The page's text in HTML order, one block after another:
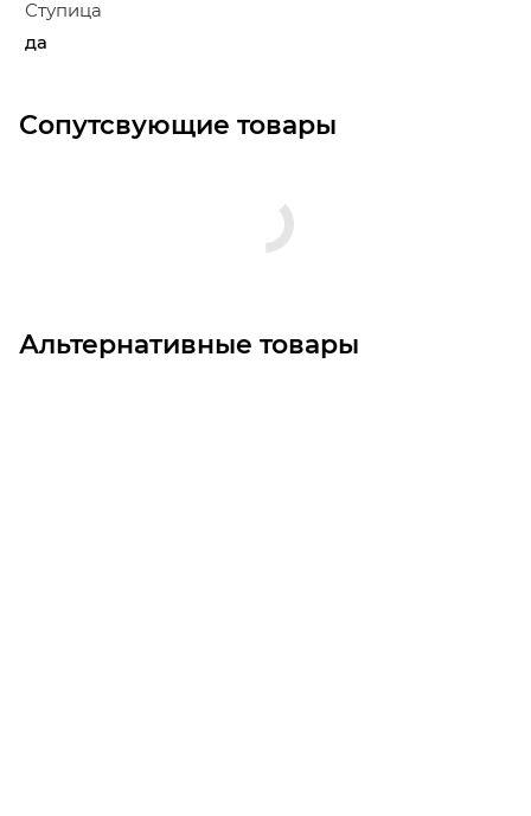
Ступица
да
Сопутсвующие товары
Альтернативные товары